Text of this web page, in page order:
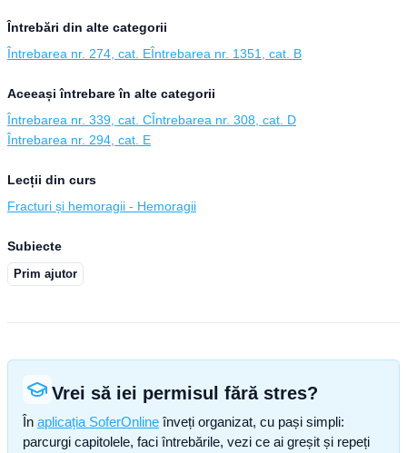
Întrebări din alte categorii
Întrebarea nr. 274, cat. EÎntrebarea nr. 1351, cat. B
Aceeași întrebare în alte categorii
Întrebarea nr. 339, cat. CÎntrebarea nr. 308, cat. D
Întrebarea nr. 294, cat. E
Lecții din curs
Fracturi și hemoragii - Hemoragii
Subiecte
Prim ajutor
Vrei să iei permisul fără stres?
În aplicația SoferOnline înveți organizat, cu pași simpli:
parcurgi capitolele, faci întrebările, vezi ce ai greșit și repeți